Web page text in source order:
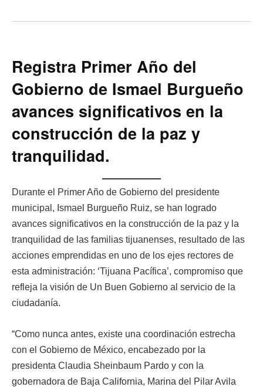
Registra Primer Año del
Gobierno de Ismael Burgueño
avances significativos en la
construcción de la paz y
tranquilidad.
Durante el Primer Año de Gobierno del presidente
municipal, Ismael Burgueño Ruiz, se han logrado
avances significativos en la construcción de la paz y la
tranquilidad de las familias tijuanenses, resultado de las
acciones emprendidas en uno de los ejes rectores de
esta administración: ‘Tijuana Pacífica’, compromiso que
refleja la visión de Un Buen Gobierno al servicio de la
ciudadanía.
“Como nunca antes, existe una coordinación estrecha
con el Gobierno de México, encabezado por la
presidenta Claudia Sheinbaum Pardo y con la
gobernadora de Baja California, Marina del Pilar Avila